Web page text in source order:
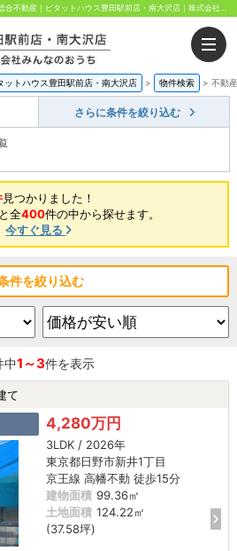
ットハウス豊田駅前店・南大沢店 > 物件検索 > 不動
さらに条件を絞り込む
見つかりました！
全400件の中から探せます。
今すぐ見る
件を絞り込む
中1～3件を表示
て
4,280万円
3LDK / 2026年
東京都日野市新井1丁目
京王線 高幡不動 徒歩15分
建物面積 99.36㎡
土地面積 124.22㎡
(37.58坪)